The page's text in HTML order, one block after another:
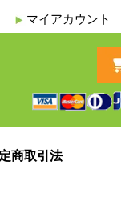
マイアカウント
商取引法